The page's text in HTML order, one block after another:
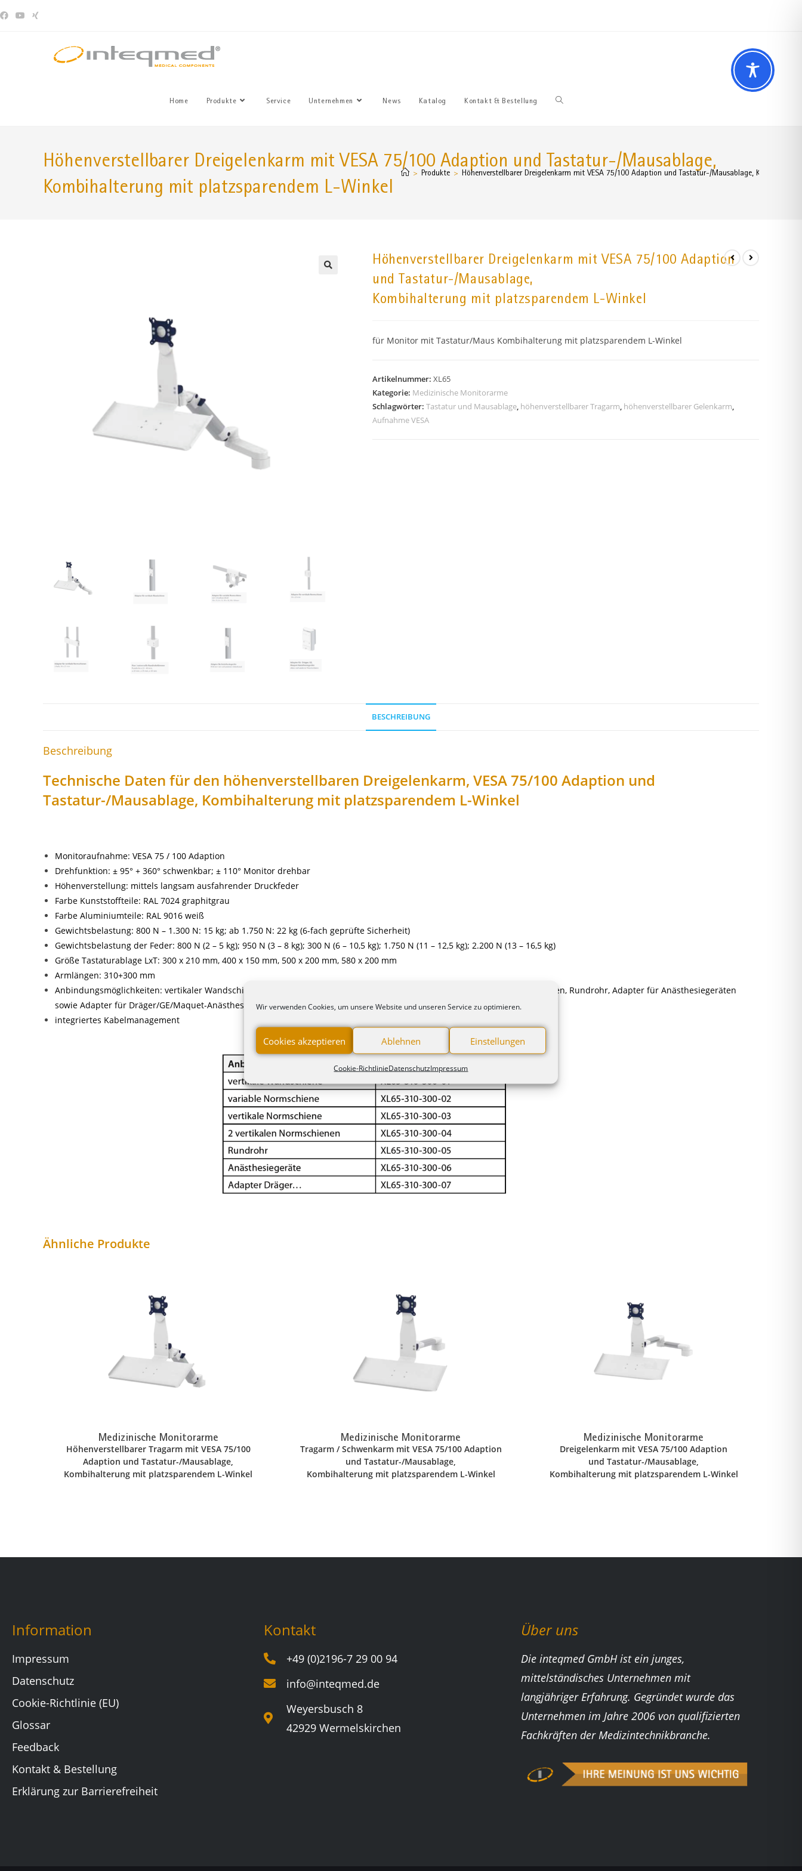
Wir verwenden Cookies, um unsere Website und unseren Service zu optimieren.
Cookies akzeptieren Ablehnen Einstellungen
Cookie-RichtlinieDatenschutzImpressum
Home Produkte Service Unternehmen News Katalog Kontakt & Bestellung
Höhenverstellbarer Dreigelenkarm mit VESA 75/100 Adaption und Tastatur-/Mausablage,
Kombihalterung mit platzsparendem L-Winkel
> Produkte > Höhenverstellbarer Dreigelenkarm mit VESA 75/100 Adaption und Tastatur-/Mausablage,
Höhenverstellbarer Dreigelenkarm mit VESA 75/100 Adaption
und Tastatur-/Mausablage,
Kombihalterung mit platzsparendem L-Winkel
für Monitor mit Tastatur/Maus Kombihalterung mit platzsparendem L-Winkel
Artikelnummer: XL65
Kategorie: Medizinische Monitorarme
Schlagwörter: Tastatur und Mausablage, höhenverstellbarer Tragarm, höhenverstellbarer Gelenkarm,
Aufnahme VESA
BESCHREIBUNG
Beschreibung
Technische Daten für den höhenverstellbaren Dreigelenkarm, VESA 75/100 Adaption und
Tastatur-/Mausablage, Kombihalterung mit platzsparendem L-Winkel
Monitoraufnahme: VESA 75 / 100 Adaption
Drehfunktion: ± 95° + 360° schwenkbar; ± 110° Monitor drehbar
Höhenverstellung: mittels langsam ausfahrender Druckfeder
Farbe Kunststoffteile: RAL 7024 graphitgrau
Farbe Aluminiumteile: RAL 9016 weiß
Gewichtsbelastung: 800 N – 1.300 N: 15 kg; ab 1.750 N: 22 kg (6-fach geprüfte Sicherheit)
Gewichtsbelastung der Feder: 800 N (2 – 5 kg); 950 N (3 – 8 kg); 300 N (6 – 10,5 kg); 1.750 N (11 – 12,5 kg); 2.200 N (13 – 16,5 kg)
Größe Tastaturablage LxT: 300 x 210 mm, 400 x 150 mm, 500 x 200 mm, 580 x 200 mm
Armlängen: 310+300 mm
Anbindungsmöglichkeiten: vertikaler Wandschiene, variabler Normschiene, vertikaler Normschiene, 2 vertikalen Normschienen, Rundrohr, Adapter für Anästhesiegeräten
sowie Adapter für Dräger/GE/Maquet-Anästhesiegräten
integriertes Kabelmanagement
Ähnliche Produkte
Medizinische Monitorarme
Höhenverstellbarer Tragarm mit VESA 75/100
Adaption und Tastatur-/Mausablage,
Kombihalterung mit platzsparendem L-Winkel
Medizinische Monitorarme
Tragarm / Schwenkarm mit VESA 75/100 Adaption
und Tastatur-/Mausablage,
Kombihalterung mit platzsparendem L-Winkel
Medizinische Monitorarme
Dreigelenkarm mit VESA 75/100 Adaption
und Tastatur-/Mausablage,
Kombihalterung mit platzsparendem L-Winkel
Information
Impressum
Datenschutz
Cookie-Richtlinie (EU)
Glossar
Feedback
Kontakt & Bestellung
Erklärung zur Barrierefreiheit
Kontakt
+49 (0)2196-7 29 00 94
info@inteqmed.de
Weyersbusch 8
42929 Wermelskirchen
Über uns
Die inteqmed GmbH ist ein junges,
mittelständisches Unternehmen mit
langjähriger Erfahrung. Gegründet wurde das
Unternehmen im Jahre 2006 von qualifizierten
Fachkräften der Medizintechnikbranche.